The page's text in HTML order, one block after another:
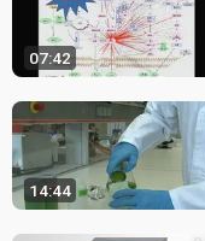
07:42
14:44